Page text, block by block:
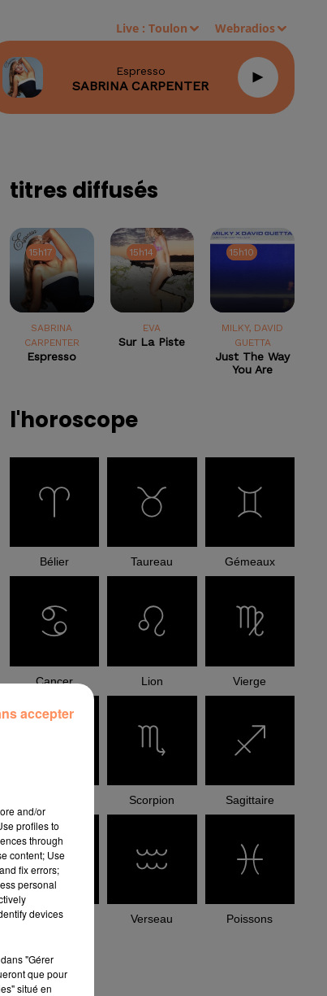
Live :Toulon Webradios
Espresso
SABRINA CARPENTER
titres diffusés
15h17
15h17
SABRINA
CARPENTER
Espresso
15h14
15h14
EVA
Sur La Piste
15h10
15h10
MILKY, DAVID
GUETTA
Just The Way
You Are
l'horoscope
Bélier Taureau Gémeaux
Cancer Lion Vierge
Scorpion Sagittaire
Capricorne Verseau Poissons
le top
and/or
profiles to
through
content; Use
fix errors;
personal
devices
"Gérer
que pour
situé en
accepter